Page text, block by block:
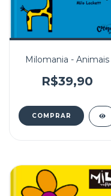
Milomania - Animais
R$39,90